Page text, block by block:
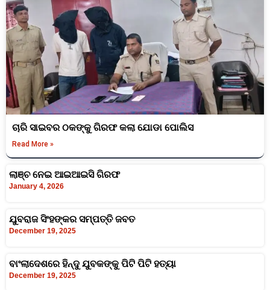
ଚାରି ସାଇବର ଠକଙ୍କୁ ଗିରଫ କଲା ଯୋଡା ପୋଲିସ
Read More »
ଲାଞ୍ଚ ନେଇ ଆଇଆଇସି ଗିରଫ
January 4, 2026
ଯୁବରାଜ ସିଂହଙ୍କର ସମ୍ପତ୍ତି ଜବତ
December 19, 2025
ବାଂଲାଦେଶରେ ହିନ୍ଦୁ ଯୁବକଙ୍କୁ ପିଟି ପିଟି ହତ୍ୟା
December 19, 2025